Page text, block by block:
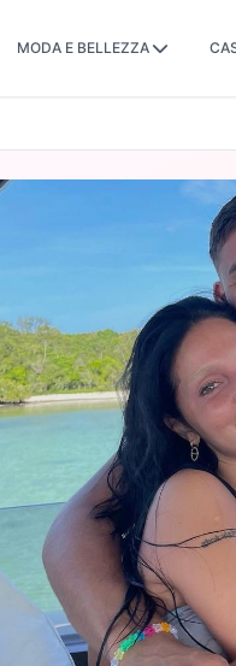
MODA E BELLEZZA